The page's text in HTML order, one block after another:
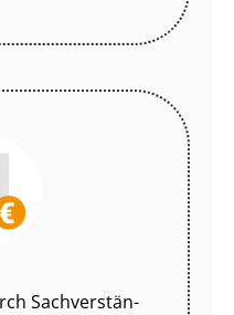
Sach­ver­stän­